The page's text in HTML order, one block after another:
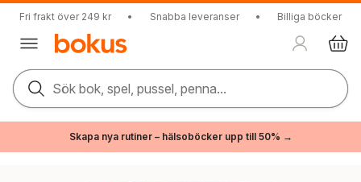
Fri frakt över 249 kr • Snabba leveranser • Billiga böcker
Sök bok, spel, pussel, penna...
Skapa nya rutiner – hälsoböcker upp till 50% →